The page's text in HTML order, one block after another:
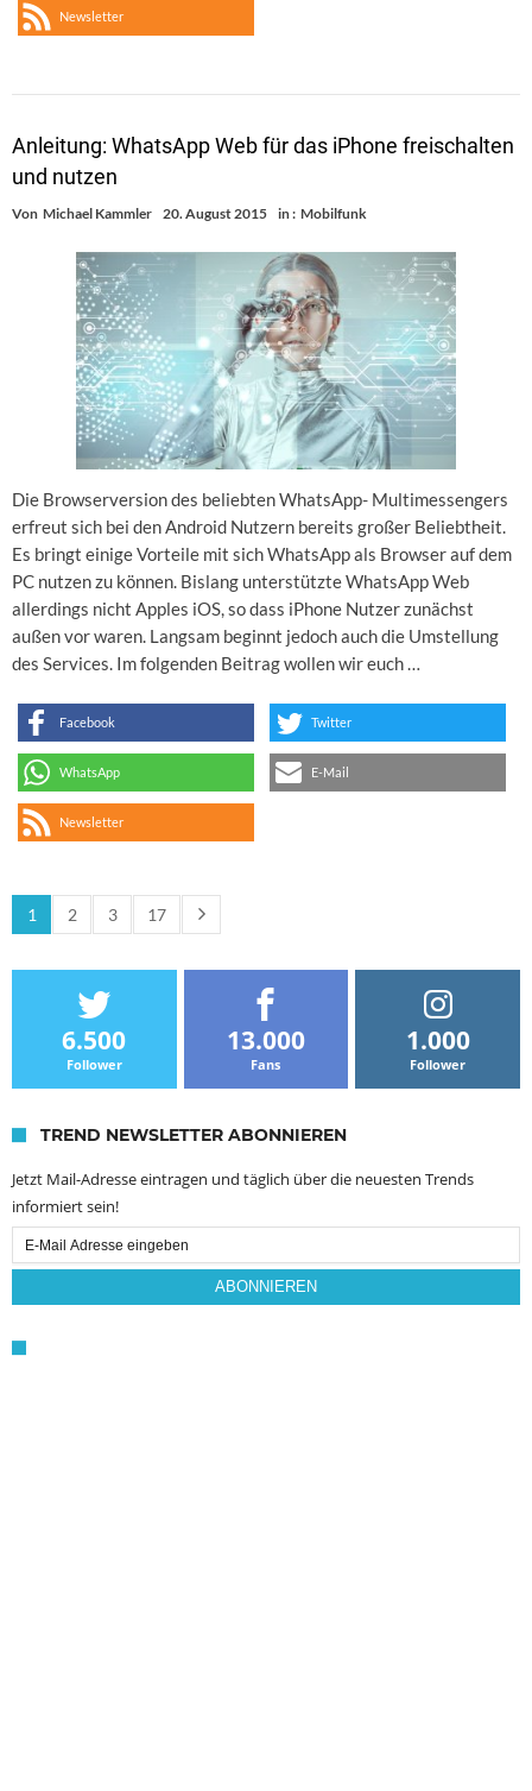
Newsletter
Anleitung: WhatsApp Web für das iPhone freischalten
und nutzen
Von Michael Kammler 20. August 2015 in : Mobilfunk
Die Browserversion des beliebten WhatsApp- Multimessengers
erfreut sich bei den Android Nutzern bereits großer Beliebtheit.
Es bringt einige Vorteile mit sich WhatsApp als Browser auf dem
PC nutzen zu können. Bislang unterstützte WhatsApp Web
allerdings nicht Apples iOS, so dass iPhone Nutzer zunächst
außen vor waren. Langsam beginnt jedoch auch die Umstellung
des Services. Im folgenden Beitrag wollen wir euch …
Facebook Twitter
WhatsApp E-Mail
Newsletter
1 2 3 17
6.500
Follower
13.000
Fans
1.000
Follower
TREND NEWSLETTER ABONNIEREN
Jetzt Mail-Adresse eintragen und täglich über die neuesten Trends
informiert sein!
Email
Subscription
ABONNIEREN